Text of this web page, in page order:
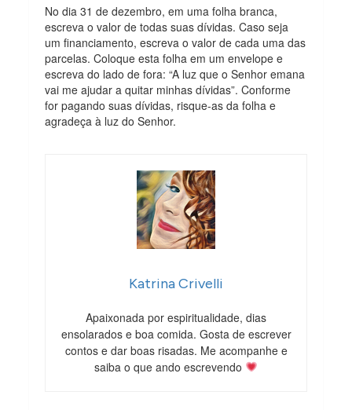
No dia 31 de dezembro, em uma folha branca,
escreva o valor de todas suas dívidas. Caso seja
um financiamento, escreva o valor de cada uma das
parcelas. Coloque esta folha em um envelope e
escreva do lado de fora: “A luz que o Senhor emana
vai me ajudar a quitar minhas dívidas”. Conforme
for pagando suas dívidas, risque-as da folha e
agradeça à luz do Senhor.
Katrina Crivelli
Apaixonada por espiritualidade, dias
ensolarados e boa comida. Gosta de escrever
contos e dar boas risadas. Me acompanhe e
saiba o que ando escrevendo